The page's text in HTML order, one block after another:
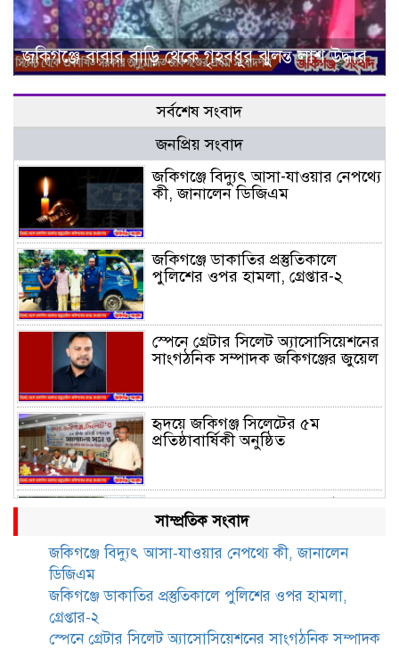
জকিগঞ্জে বাবার বাড়ি থেকে গৃহবধূর ঝুলন্ত লাশ উদ্ধার
সর্বশেষ সংবাদ
জনপ্রিয় সংবাদ
জকিগঞ্জে বিদ্যুৎ আসা-যাওয়ার নেপথ্যে
কী, জানালেন ডিজিএম
জকিগঞ্জে ডাকাতির প্রস্তুতিকালে
পুলিশের ওপর হামলা, গ্রেপ্তার-২
স্পেনে গ্রেটার সিলেট অ্যাসোসিয়েশনের
সাংগঠনিক সম্পাদক জকিগঞ্জের জুয়েল
হৃদয়ে জকিগঞ্জ সিলেটের ৫ম
প্রতিষ্ঠাবার্ষিকী অনুষ্ঠিত
জকিগঞ্জে সীমান্ত ভাঙন পরিদর্শনে ভূমি
রেকর্ড ও জরিপ অধিদপ্তরের
জকিগঞ্জে নারী ও শিশু নির্যাতন ও
বাল্যবিবাহ প্রতিরোধে আন্তঃকলেজ
সাম্প্রতিক সংবাদ
জকিগঞ্জে বিদ্যুৎ আসা-যাওয়ার নেপথ্যে কী, জানালেন
ডিজিএম
জকিগঞ্জে ডাকাতির প্রস্তুতিকালে পুলিশের ওপর হামলা,
গ্রেপ্তার-২
স্পেনে গ্রেটার সিলেট অ্যাসোসিয়েশনের সাংগঠনিক সম্পাদক